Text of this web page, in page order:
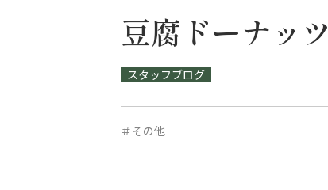
豆腐ドーナッツ
スタッフブログ
＃その他